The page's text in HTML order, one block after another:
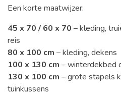
Een korte maatwijzer:
45 x 70 / 60 x 70 – kleding,
reis
80 x 100 cm – kleding, dekens
100 x 130 cm – winterdekbed
130 x 100 cm – grote stapels
tuinkussens